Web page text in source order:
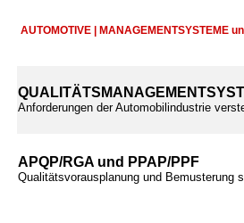
AUTOMOTIVE | MANAGEMENTSYSTEME
Anforderungen der Automobilindustrie
APQP/RGA und PPAP/PPF
Qualitätsvorausplanung und Bemusterung